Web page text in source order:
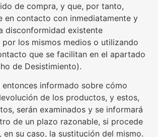
de compra, y que, por tanto,
en contacto con inmediatamente y
disconformidad existente
los mismos medios o utilizando
que se facilitan en el apartado
de Desistimiento).
entonces informado sobre cómo
de los productos, y estos,
serán examinados y se informará
de un plazo razonable, si procede
en su caso, la sustitución del mismo.